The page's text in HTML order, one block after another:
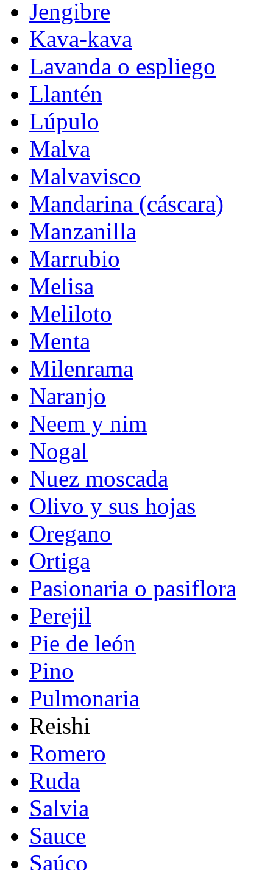
Jengibre
Kava-kava
Lavanda o espliego
Llantén
Lúpulo
Malva
Malvavisco
Mandarina (cáscara)
Manzanilla
Marrubio
Melisa
Meliloto
Menta
Milenrama
Naranjo
Neem y nim
Nogal
Nuez moscada
Olivo y sus hojas
Oregano
Ortiga
Pasionaria o pasiflora
Perejil
Pie de león
Pino
Pulmonaria
Reishi
Romero
Ruda
Salvia
Sauce
Saúco